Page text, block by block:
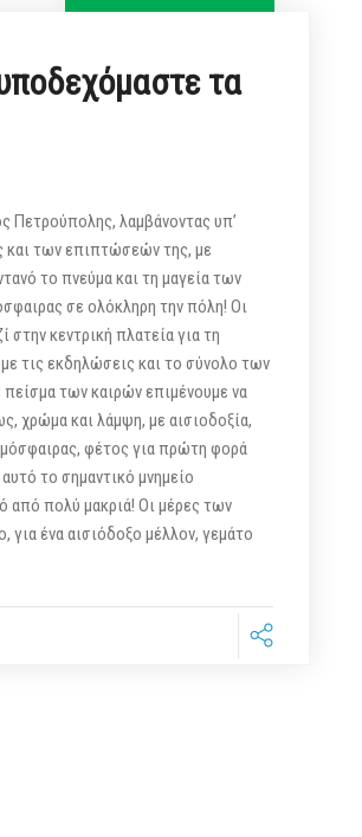
τα
λαμβάνοντας υπ’
και των επιπτώσεών της, με
το πνεύμα και τη μαγεία των
σε ολόκληρη την πόλη! Οι
στην κεντρική πλατεία για τη
τις εκδηλώσεις και το σύνολο των
των καιρών επιμένουμε να
χρώμα και λάμψη, με αισιοδοξία,
φέτος για πρώτη φορά
το σημαντικό μνημείο
από πολύ μακριά! Οι μέρες των
για ένα αισιόδοξο μέλλον, γεμάτο